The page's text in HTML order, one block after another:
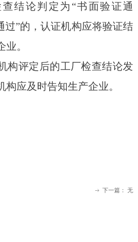
结论判定为“书面验证通
过”的，认证机构应将验证结
。
构评定后的工厂检查结论发
构应及时告知生产企业。
ꁹ 下一篇： 无